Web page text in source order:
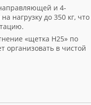
и 4-
нагрузку до 350 кг, что
«щетка Н25» по
организовать в чистой